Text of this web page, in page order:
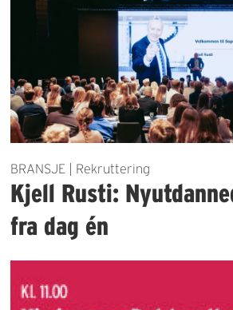
BRANSJE | Rekruttering
Kjell Rusti:
fra dag én